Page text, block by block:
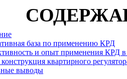
база по применению КРД
и опыт применения КРД в
квартирного
выводы